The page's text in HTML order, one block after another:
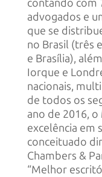
contando com
advogados e
que se
no Brasil (três
e Brasília),
Iorque e
nacionais,
de todos os
ano de 2016,
excelência em
conceituado
Chambers &
“Melhor